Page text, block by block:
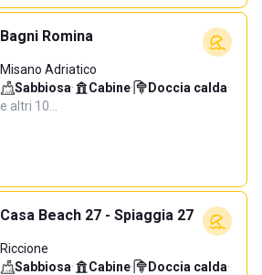
Bagni Romina
Misano Adriatico
Sabbiosa· Cabine· Doccia calda·
e altri 10…
Casa Beach 27 - Spiaggia 27
Riccione
Sabbiosa· Cabine· Doccia calda·